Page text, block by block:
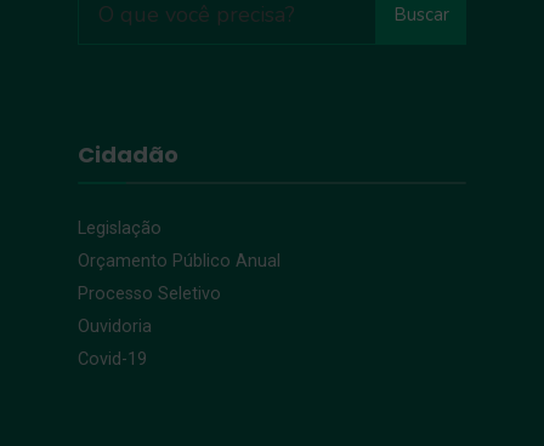
Buscar
Cidadão
Legislação
Orçamento Público Anual
Processo Seletivo
Ouvidoria
Covid-19